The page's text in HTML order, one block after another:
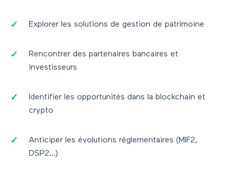
Explorer les solutions de gestion de patrimoine
Rencontrer des partenaires bancaires et
investisseurs
Identifier les opportunités dans la blockchain et
crypto
Anticiper les évolutions réglementaires (MIF2,
DSP2...)